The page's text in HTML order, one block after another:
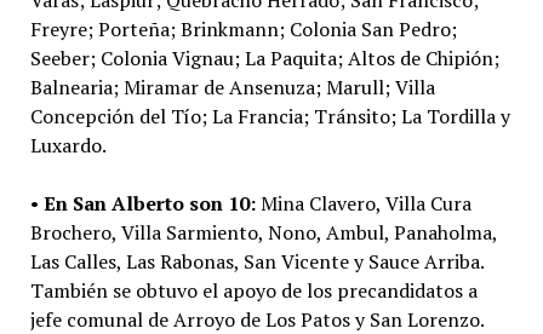
Freyre; Porteña; Brinkmann; Colonia San Pedro;
Seeber; Colonia Vignau; La Paquita; Altos de Chipión;
Balnearia; Miramar de Ansenuza; Marull; Villa
Concepción del Tío; La Francia; Tránsito; La Tordilla y
Luxardo.
• En San Alberto son 10:Mina Clavero, Villa Cura
Brochero, Villa Sarmiento, Nono, Ambul, Panaholma,
Las Calles, Las Rabonas, San Vicente y Sauce Arriba.
También se obtuvo el apoyo de los precandidatos a
jefe comunal de Arroyo de Los Patos y San Lorenzo.